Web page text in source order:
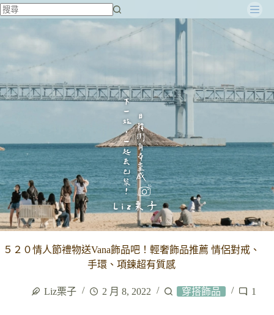
跳
容
５２０情人節禮物送Vana飾品吧！輕奢飾品推薦 情侶對戒、
手環、項鍊超有質感
Liz栗子 2 月 8, 2022 穿搭飾品 1